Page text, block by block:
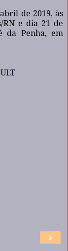
de 2019, às
RN e dia 21 de
da Penha, em
›